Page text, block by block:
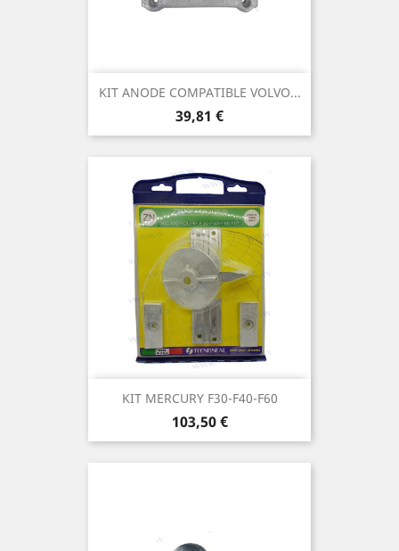
KIT ANODE COMPATIBLE VOLVO...
Prix
39,81 €
KIT MERCURY F30-F40-F60
Prix
103,50 €